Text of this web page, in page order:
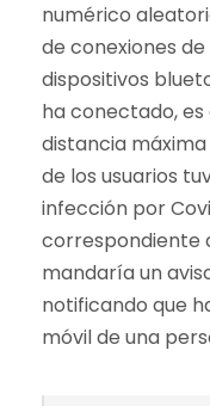
numérico
de conexiones de
dispositivos
ha conectado,
distancia máxima
de los usuarios
infección por
correspondiente
mandaría un
notificando que
móvil de una